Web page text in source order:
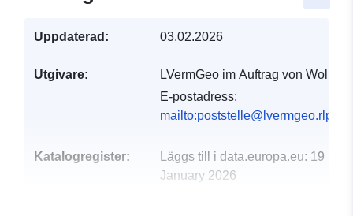
Uppdaterad: 03.02.2026
Utgivare:
LVermGeo im Auftrag von Wolken
E-postadress:
mailto:poststelle@lvermgeo.rlp.de
Katalogregister: Läggs till i data.europa.eu: 19
January 2026